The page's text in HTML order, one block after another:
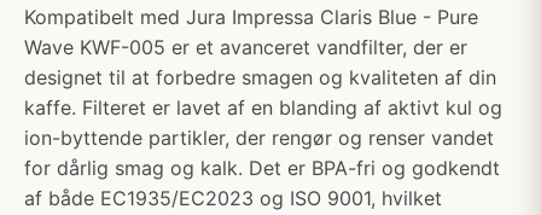
Kompatibelt med Jura Impressa Claris Blue - Pure
Wave KWF-005 er et avanceret vandfilter, der er
designet til at forbedre smagen og kvaliteten af ​​din
kaffe. Filteret er lavet af en blanding af aktivt kul og
ion-byttende partikler, der rengør og renser vandet
for dårlig smag og kalk. Det er BPA-fri og godkendt
af både EC1935/EC2023 og ISO 9001, hvilket